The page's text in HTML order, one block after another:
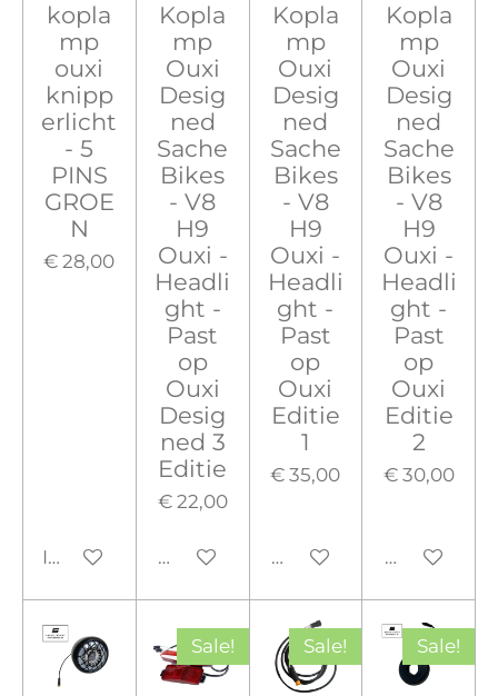
kopla
mp
ouxi
knipp
erlicht
- 5
PINS
GROE
N
€ 28,00
In winkelwagen
Kopla
mp
Ouxi
Desig
ned
Sache
Bikes
- V8
H9
Ouxi -
Headli
ght -
Past
op
Ouxi
Desig
ned 3
Editie
€ 22,00
Houd mij op de hoogte
Kopla
mp
Ouxi
Desig
ned
Sache
Bikes
- V8
H9
Ouxi -
Headli
ght -
Past
op
Ouxi
Editie
1
€ 35,00
Houd mij op de hoogte
Kopla
mp
Ouxi
Desig
ned
Sache
Bikes
- V8
H9
Ouxi -
Headli
ght -
Past
op
Ouxi
Editie
2
€ 30,00
Houd mij
Sale! Sale! Sale!